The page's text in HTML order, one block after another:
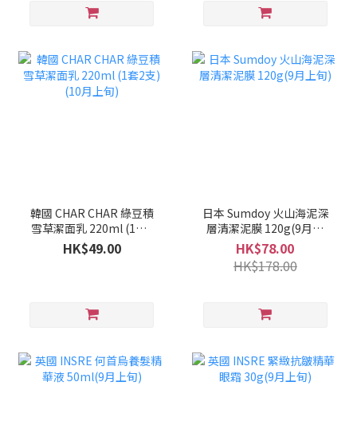
韓國 CHAR CHAR 綠豆積
雪草潔面乳 220ml (1套2
支)(10月上旬)
HK$49.00
日本 Sumdoy 火山海泥深
層清潔泥膜 120g(9月上
旬)
HK$78.00
HK$178.00